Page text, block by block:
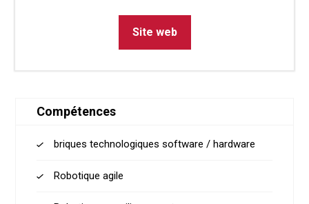
Site web
Compétences
briques technologiques software / hardware
Robotique agile